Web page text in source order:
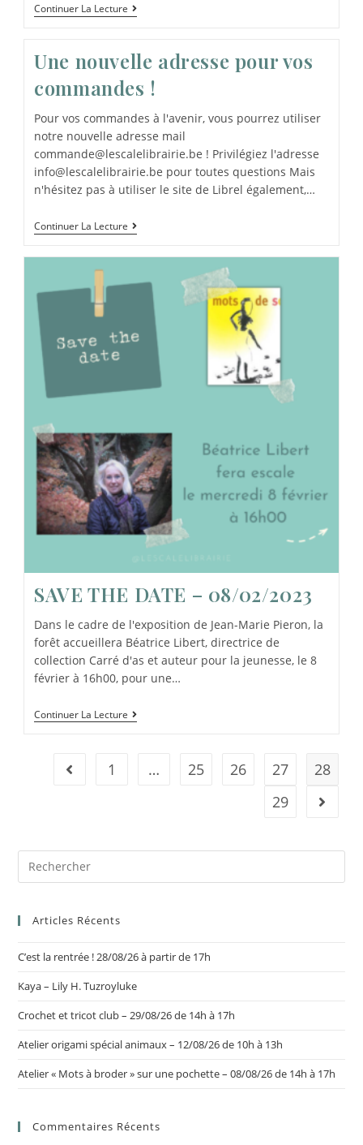
Continuer La Lecture
Une nouvelle adresse pour vos
commandes !
Pour vos commandes à l'avenir, vous pourrez utiliser
notre nouvelle adresse mail
commande@lescalelibrairie.be ! Privilégiez l'adresse
info@lescalelibrairie.be pour toutes questions Mais
n'hésitez pas à utiliser le site de Librel également,…
Continuer La Lecture
SAVE THE DATE – 08/02/2023
Dans le cadre de l'exposition de Jean-Marie Pieron, la
forêt accueillera Béatrice Libert, directrice de
collection Carré d'as et auteur pour la jeunesse, le 8
février à 16h00, pour une…
Continuer La Lecture
1 … 25 26 27
28
29
Articles Récents
C’est la rentrée ! 28/08/26 à partir de 17h
Kaya – Lily H. Tuzroyluke
Crochet et tricot club – 29/08/26 de 14h à 17h
Atelier origami spécial animaux – 12/08/26 de 10h à 13h
Atelier « Mots à broder » sur une pochette – 08/08/26 de 14h à 17h
Commentaires Récents